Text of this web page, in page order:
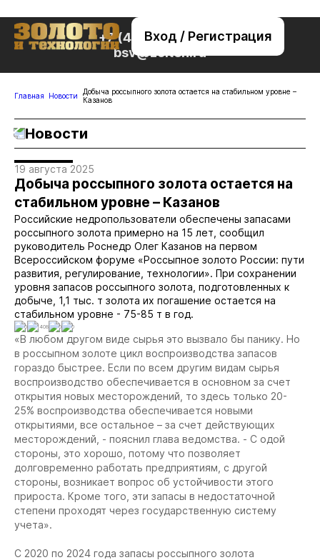
Вход / Регистрация
+7 (495) 221-76-32
bsv@zolteh.ru
Главная Новости
Добыча россыпного золота остается на стабильном уровне –
Казанов
Новости
19 августа 2025
Добыча россыпного золота остается на
стабильном уровне – Казанов
Российские недропользователи обеспечены запасами
россыпного золота примерно на 15 лет, сообщил
руководитель Роснедр Олег Казанов на первом
Всероссийском форуме «Россыпное золото России: пути
развития, регулирование, технологии». При сохранении
уровня запасов россыпного золота, подготовленных к
добыче, 1,1 тыс. т золота их погашение остается на
стабильном уровне - 75-85 т в год.
0 1408 0 0
«В любом другом виде сырья это вызвало бы панику. Но
в россыпном золоте цикл воспроизводства запасов
гораздо быстрее. Если по всем другим видам сырья
воспроизводство обеспечивается в основном за счет
открытия новых месторождений, то здесь только 20-
25% воспроизводства обеспечивается новыми
открытиями, все остальное – за счет действующих
месторождений, - пояснил глава ведомства. - С одой
стороны, это хорошо, потому что позволяет
долговременно работать предприятиям, с другой
стороны, возникает вопрос об устойчивости этого
прироста. Кроме того, эти запасы в недостаточной
степени проходят через государственную систему
учета».
С 2020 по 2024 года запасы россыпного золота